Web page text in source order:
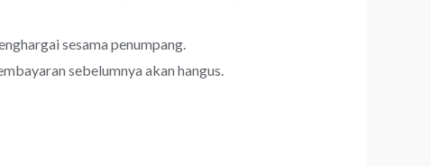
sesama penumpang.
sebelumnya akan hangus.